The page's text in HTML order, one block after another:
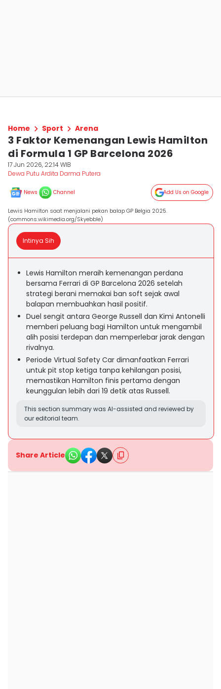
Home Sport Arena
3 Faktor Kemenangan Lewis Hamilton
di Formula 1 GP Barcelona 2026
17 Jun 2026, 22:14 WIB
Dewa Putu Ardita Darma Putera
News Channel Add Us on Google
Lewis Hamilton saat menjalani pekan balap GP Belgia 2025.
(commons.wikimedia.org/Skyebble)
Intinya Sih
Lewis Hamilton meraih kemenangan perdana
bersama Ferrari di GP Barcelona 2026 setelah
strategi berani memakai ban soft sejak awal
balapan membuahkan hasil positif.
Duel sengit antara George Russell dan Kimi Antonelli
memberi peluang bagi Hamilton untuk mengambil
alih posisi terdepan dan memperlebar jarak dengan
rivalnya.
Periode Virtual Safety Car dimanfaatkan Ferrari
untuk pit stop ketiga tanpa kehilangan posisi,
memastikan Hamilton finis pertama dengan
keunggulan lebih dari 19 detik atas Russell.
This section summary was AI-assisted and reviewed by
our editorial team.
Share Article